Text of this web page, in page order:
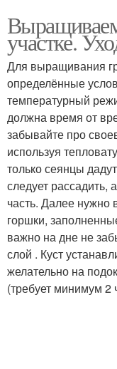
участке.
Для выращивания
определённые
температурный
должна время от
забывайте про
используя
только сеянцы
следует рассадить,
часть. Далее нужно
горшки,
важно на дне не
слой . Куст
желательно на
(требует минимум 2